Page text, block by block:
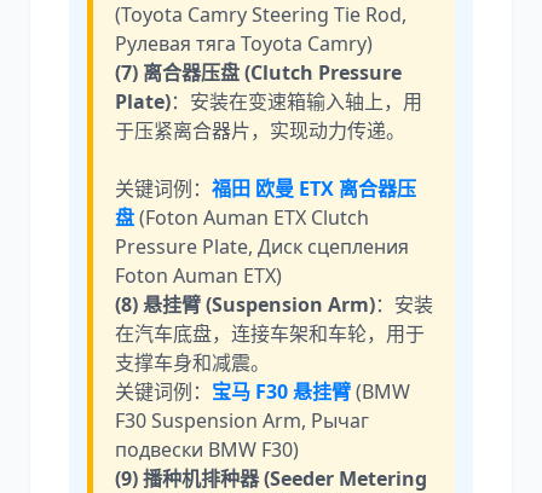
(Toyota Camry Steering Tie Rod,
Рулевая тяга Toyota Camry)
(7) 离合器压盘 (Clutch Pressure
Plate)：安装在变速箱输入轴上，用
于压紧离合器片，实现动力传递。
关键词例： 福田 欧曼 ETX 离合器压
盘(Foton Auman ETX Clutch
Pressure Plate, Диск сцепления
Foton Auman ETX)
(8) 悬挂臂 (Suspension Arm)：安装
在汽车底盘，连接车架和车轮，用于
支撑车身和减震。
关键词例： 宝马 F30 悬挂臂(BMW
F30 Suspension Arm, Рычаг
подвески BMW F30)
(9) 播种机排种器 (Seeder Metering